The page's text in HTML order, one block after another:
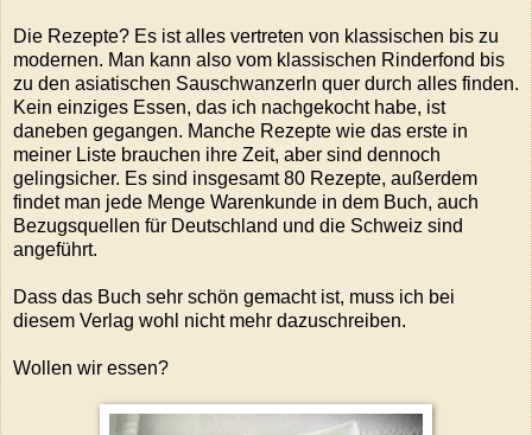
Die Rezepte? Es ist alles vertreten von klassischen bis zu
modernen. Man kann also vom klassischen Rinderfond bis
zu den asiatischen Sauschwanzerln quer durch alles finden.
Kein einziges Essen, das ich nachgekocht habe, ist
daneben gegangen. Manche Rezepte wie das erste in
meiner Liste brauchen ihre Zeit, aber sind dennoch
gelingsicher. Es sind insgesamt 80 Rezepte, außerdem
findet man jede Menge Warenkunde in dem Buch, auch
Bezugsquellen für Deutschland und die Schweiz sind
angeführt.
Dass das Buch sehr schön gemacht ist, muss ich bei
diesem Verlag wohl nicht mehr dazuschreiben.
Wollen wir essen?